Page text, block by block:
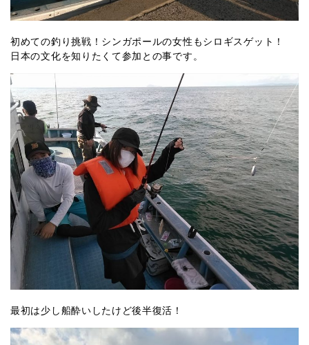
初めての釣り挑戦！シンガポールの女性もシロギスゲット！
日本の文化を知りたくて参加との事です。
最初は少し船酔いしたけど後半復活！